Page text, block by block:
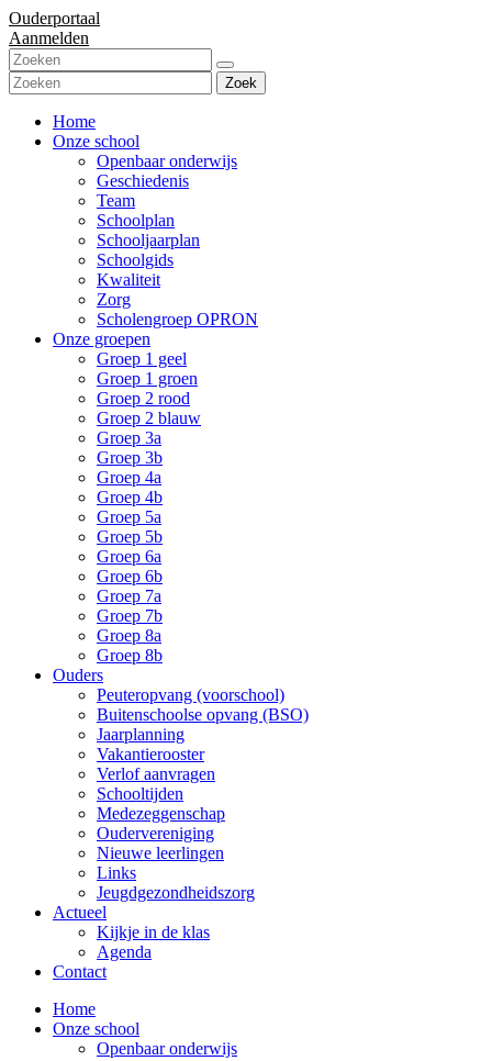
Ouderportaal
Aanmelden
Zoek
Home
Onze school
Openbaar onderwijs
Geschiedenis
Team
Schoolplan
Schooljaarplan
Schoolgids
Kwaliteit
Zorg
Scholengroep OPRON
Onze groepen
Groep 1 geel
Groep 1 groen
Groep 2 rood
Groep 2 blauw
Groep 3a
Groep 3b
Groep 4a
Groep 4b
Groep 5a
Groep 5b
Groep 6a
Groep 6b
Groep 7a
Groep 7b
Groep 8a
Groep 8b
Ouders
Peuteropvang (voorschool)
Buitenschoolse opvang (BSO)
Jaarplanning
Vakantierooster
Verlof aanvragen
Schooltijden
Medezeggenschap
Oudervereniging
Nieuwe leerlingen
Links
Jeugdgezondheidszorg
Actueel
Kijkje in de klas
Agenda
Contact
Home
Onze school
Openbaar onderwijs